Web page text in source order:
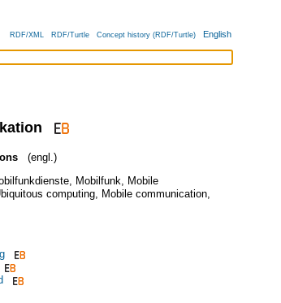
RDF/XML RDF/Turtle Concept history (RDF/Turtle) English
(engl.)
, Mobilfunk
Mobile
computing, Mobile communication,